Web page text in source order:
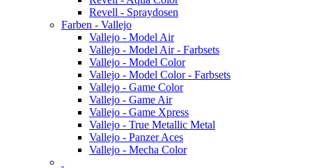
Revell - Spraydosen
Farben - Vallejo
Vallejo - Model Air
Vallejo - Model Air - Farbsets
Vallejo - Model Color
Vallejo - Model Color - Farbsets
Vallejo - Game Color
Vallejo - Game Air
Vallejo - Game Xpress
Vallejo - True Metallic Metal
Vallejo - Panzer Aces
Vallejo - Mecha Color